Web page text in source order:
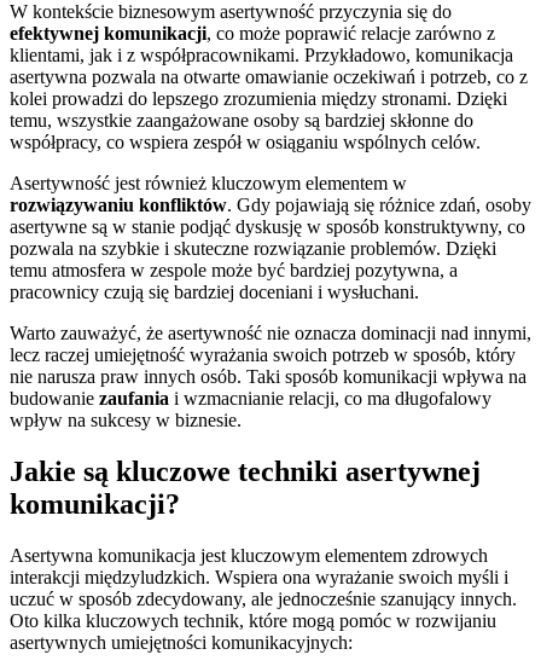
W kontekście biznesowym asertywność przyczynia się do
efektywnej komunikacji, co może poprawić relacje zarówno z
klientami, jak i z współpracownikami. Przykładowo, komunikacja
asertywna pozwala na otwarte omawianie oczekiwań i potrzeb, co z
kolei prowadzi do lepszego zrozumienia między stronami. Dzięki
temu, wszystkie zaangażowane osoby są bardziej skłonne do
współpracy, co wspiera zespół w osiąganiu wspólnych celów.
Asertywność jest również kluczowym elementem w
rozwiązywaniu konfliktów. Gdy pojawiają się różnice zdań, osoby
asertywne są w stanie podjąć dyskusję w sposób konstruktywny, co
pozwala na szybkie i skuteczne rozwiązanie problemów. Dzięki
temu atmosfera w zespole może być bardziej pozytywna, a
pracownicy czują się bardziej doceniani i wysłuchani.
Warto zauważyć, że asertywność nie oznacza dominacji nad innymi,
lecz raczej umiejętność wyrażania swoich potrzeb w sposób, który
nie narusza praw innych osób. Taki sposób komunikacji wpływa na
budowanie zaufania i wzmacnianie relacji, co ma długofalowy
wpływ na sukcesy w biznesie.
Jakie są kluczowe techniki asertywnej
komunikacji?
Asertywna komunikacja jest kluczowym elementem zdrowych
interakcji międzyludzkich. Wspiera ona wyrażanie swoich myśli i
uczuć w sposób zdecydowany, ale jednocześnie szanujący innych.
Oto kilka kluczowych technik, które mogą pomóc w rozwijaniu
asertywnych umiejętności komunikacyjnych: